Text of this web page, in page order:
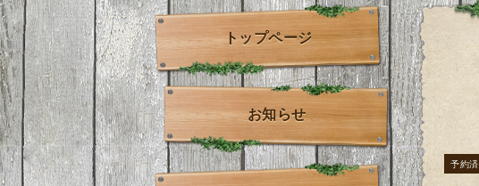
予約済
トップページ
お知らせ